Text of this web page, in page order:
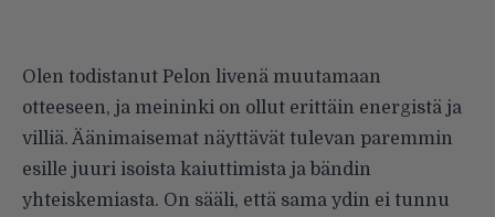
Olen todistanut Pelon livenä muutamaan
otteeseen, ja meininki on ollut erittäin energistä ja
villiä. Äänimaisemat näyttävät tulevan paremmin
esille juuri isoista kai­uttimista ja bändin
yhteiskemiasta. On sääli, että sama ydin ei tunnu